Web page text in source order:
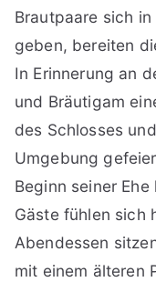
Brautpaare sich
geben, bereiten
In Erinnerung an
und Bräutigam
des Schlosses
Umgebung
Beginn seiner
Gäste fühlen sich
Abendessen
mit einem älteren